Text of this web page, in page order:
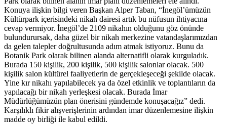
Konuya ilişkin bilgi veren Başkan Alper Taban, “İnegöl’ümüzün
Kültürpark içerisindeki nikah dairesi artık bu nüfusun ihtiyacına
cevap vermiyor. İnegöl’de 2109 nikahın olduğunu göz önünde
bulundurursak, daha güzel bir nikah merkezine vatandaşlarımızdan
da gelen talepler doğrultusunda adım atmak istiyoruz. Bunu da
Botanik Park olarak bilinen alanda alternatifli olarak kurguladık.
Burada 150 kişilik, 200 kişilik, 500 kişilik salonlar olacak. 500
kişilik salon kültürel faaliyetlerin de gerçekleşeceği şekilde olacak.
Yine kır nikahı yapılabilecek ya da özel etkinlik ve toplantıların da
yapılacağı bir nikah yerleşkesi olacak. Burada İmar
Müdürlüğümüzün plan önerisini gündemde konuşacağız” dedi.
Karşılıklı fikir alışverişlerinin ardından imar düzenlemesine ilişkin
madde oy birliği ile kabul edildi.